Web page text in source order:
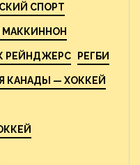
СПОРТ
МАККИННОН
РЕЙНДЖЕРС РЕГБИ
КАНАДЫ — ХОККЕЙ